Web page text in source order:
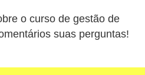
o curso de gestão de
suas perguntas!